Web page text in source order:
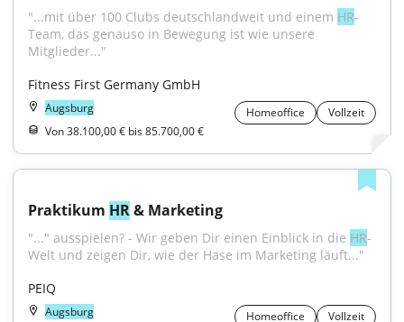
"...mit über 100 Clubs deutschlandweit und einem HR-
Team, das genauso in Bewegung ist wie unsere
Mitglieder..."
Fitness First Germany GmbH
Augsburg Homeoffice
Vollzeit
Von 38.100,00 € bis 85.700,00 €
Praktikum HR & Marketing
"..." ausspielen? - Wir geben Dir einen Einblick in die HR-
Welt und zeigen Dir, wie der Hase im Marketing läuft..."
PEIQ
Augsburg Homeoffice Vollzeit